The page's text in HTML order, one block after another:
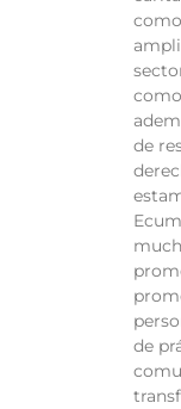
de
de